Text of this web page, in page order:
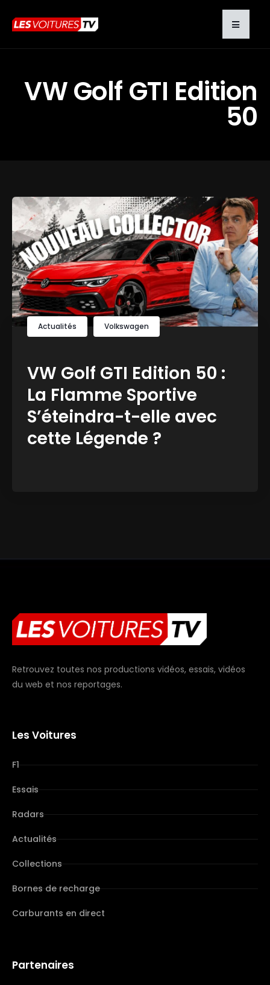
VW Golf GTI Edition
50
Actualités Volkswagen
VW Golf GTI Edition 50 :
La Flamme Sportive
S’éteindra-t-elle avec
cette Légende ?
Retrouvez toutes nos productions vidéos, essais, vidéos
du web et nos reportages.
Les Voitures
F1
Essais
Radars
Actualités
Collections
Bornes de recharge
Carburants en direct
Partenaires